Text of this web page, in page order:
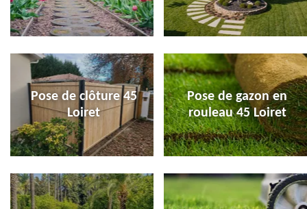
Pose de clôture 45
Loiret
Pose de gazon en
rouleau 45 Loiret